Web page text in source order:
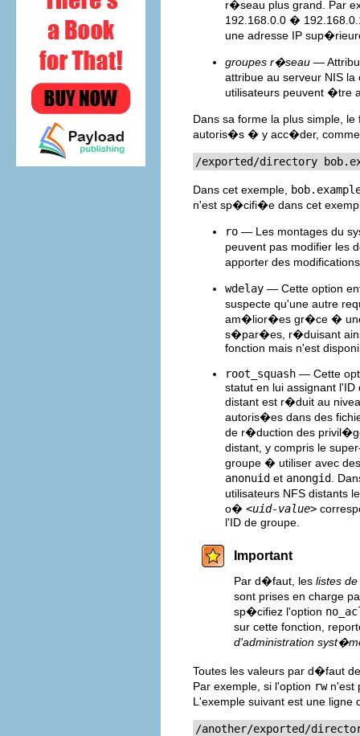
r�seau plus grand. Par
192.168.0.0 �
une adresse IP
groupes r�seau —
attribue au serveur NIS
utilisateurs peuvent �tre
Dans sa forme la plus simple,
autoris�s � y acc�der,
/exported/directory
Dans cet exemple,
n'est sp�cifi�e dans cet
ro — Les montages du
peuvent pas modifier
apporter des
wdelay — Cette option
suspecte qu'une autre
am�lior�es gr�ce � une
s�par�es, r�duisant
fonction mais n'est
root_squash — Cette
statut en lui assignant
distant est r�duit au
autoris�es dans des
de r�duction des
distant, y compris le
groupe � utiliser avec
anonuid et anongid
.
utilisateurs NFS distants
o� <uid-value>
l'ID de groupe.
Important
Par d�faut, les listes
sont prises en charge
sp�cifiez l'option
sur cette fonction,
d'administration
Toutes les valeurs par d�faut
Par exemple, si l'option rwn'est
L'exemple suivant est une ligne
/another/exported/